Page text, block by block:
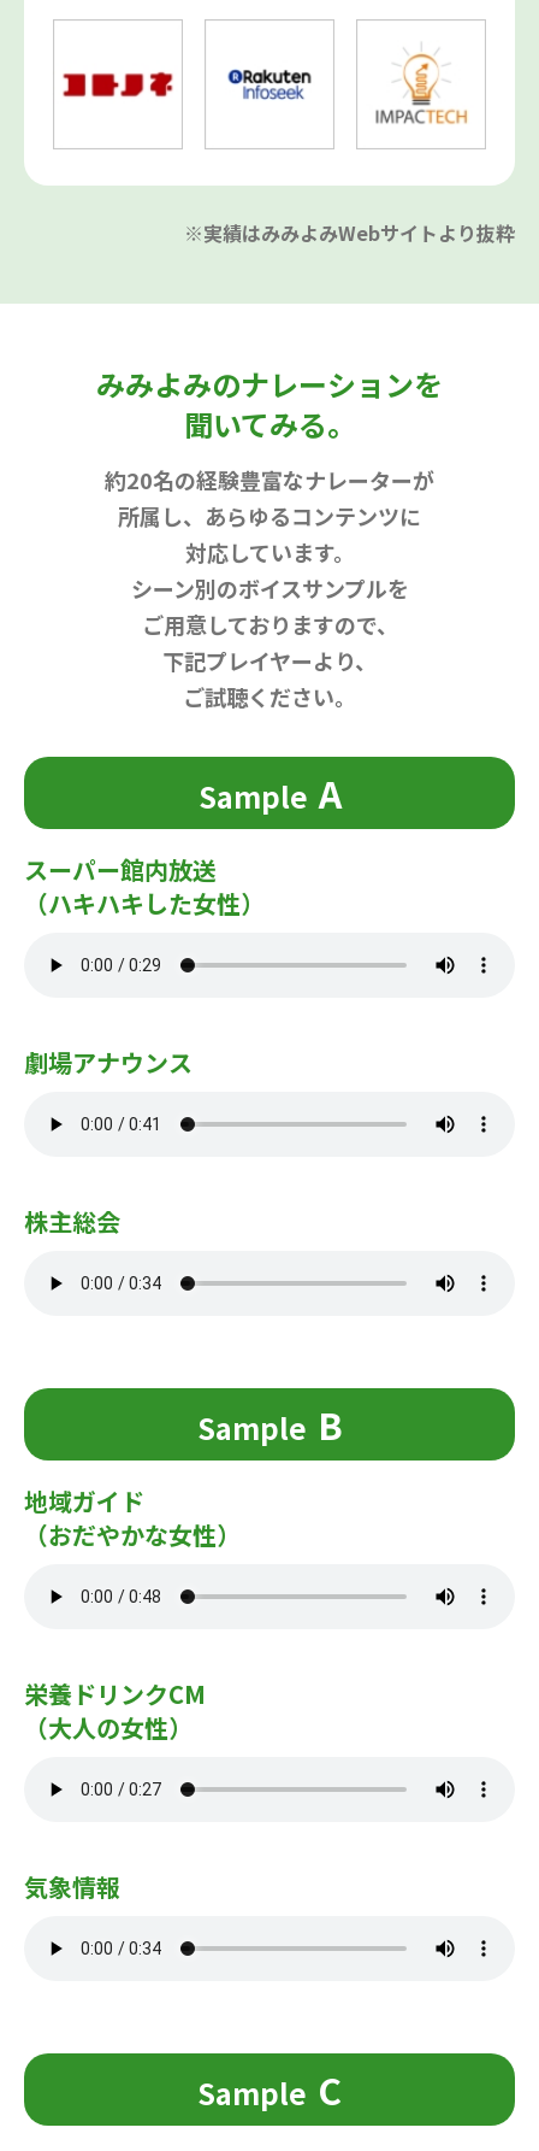
※実績はみみよみWebサイトより抜粋
みみよみのナレーションを
聞いてみる。
約20名の経験豊富なナレーターが
所属し、あらゆるコンテンツに
対応しています。
シーン別のボイスサンプルを
ご用意しておりますので、
下記プレイヤーより、
ご試聴ください。
Sample A
スーパー館内放送
（ハキハキした女性）
劇場アナウンス
株主総会
Sample B
地域ガイド
（おだやかな女性）
栄養ドリンクCM
（大人の女性）
気象情報
Sample C